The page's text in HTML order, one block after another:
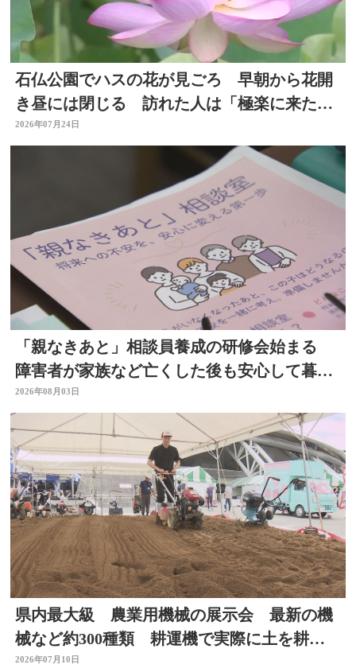
石仏公園でハスの花が見ごろ 早朝から花開
き昼には閉じる 訪れた人は「極楽に来た気
分」大分県臼杵市
2026年07月24日
「親なきあと」相談員養成の研修会始まる
障害者が家族など亡くした後も安心して暮ら
せるように 大分
2026年08月03日
県内最大級 農業用機械の展示会 最新の機
械など約300種類 耕運機で実際に土を耕す
体験も 大分
2026年07月10日